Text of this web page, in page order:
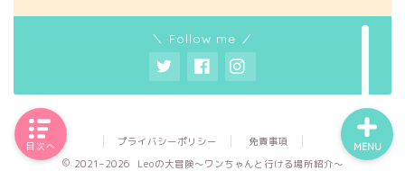
＼ Follow me ／
プライバシーポリシー
免責事項
2021–2026 Leoの大冒険〜ワンちゃんと行ける場所紹介〜
MENU
目次へ